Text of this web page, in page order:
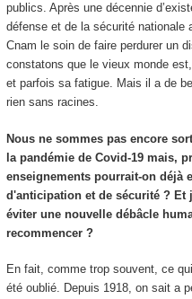
publics. Après une décennie
défense et de la sécurité nationale
Cnam le soin de faire perdurer un
constatons que le vieux monde
et parfois sa fatigue. Mais il a de
rien sans racines.
Nous ne sommes pas encore
la pandémie de Covid-19 mais,
enseignements pourrait-on déjà
d'anticipation et de sécurité ? Et
éviter une nouvelle débâcle
recommencer ?
En fait, comme trop souvent, ce
été oublié. Depuis 1918, on sait a